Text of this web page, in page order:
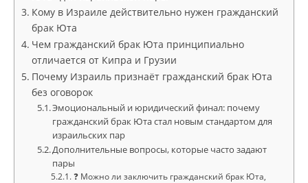
Кому в Израиле действительно нужен гражданский
брак Юта
Чем гражданский брак Юта принципиально
отличается от Кипра и Грузии
Почему Израиль признаёт гражданский брак Юта
без оговорок
Эмоциональный и юридический финал: почему
гражданский брак Юта стал новым стандартом для
израильских пар
Дополнительные вопросы, которые часто задают
пары
❓ Можно ли заключить гражданский брак Юта,